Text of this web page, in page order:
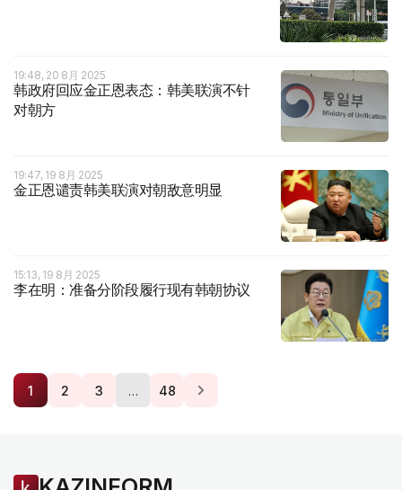
19:48, 20 8月 2025
韩政府回应金正恩表态：韩美联演不针
对朝方
19:47, 19 8月 2025
金正恩谴责韩美联演对朝敌意明显
15:13, 19 8月 2025
李在明：准备分阶段履行现有韩朝协议
1 2 3 … 48